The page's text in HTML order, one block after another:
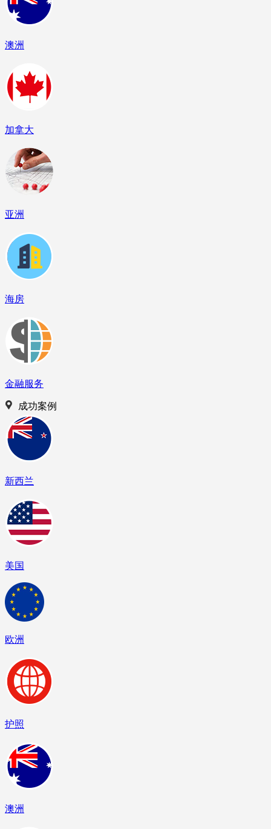
澳洲
加拿大
亚洲
海房
金融服务
成功案例
新西兰
美国
欧洲
护照
澳洲